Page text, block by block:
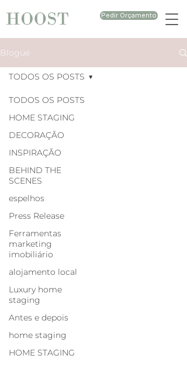
Pedir Orçamento
Blogue
TODOS OS POSTS
HOME STAGING
DECORAÇÃO
INSPIRAÇÃO
BEHIND THE
SCENES
espelhos
Press Release
Ferramentas
marketing
imobiliário
alojamento local
Luxury home
staging
Antes e depois
home staging
HOME STAGING
TODOS OS POSTS